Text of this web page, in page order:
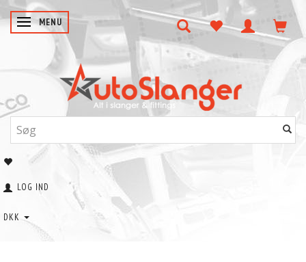
SKIFTE NAVIGATION
MENU
LOG IND
DKK